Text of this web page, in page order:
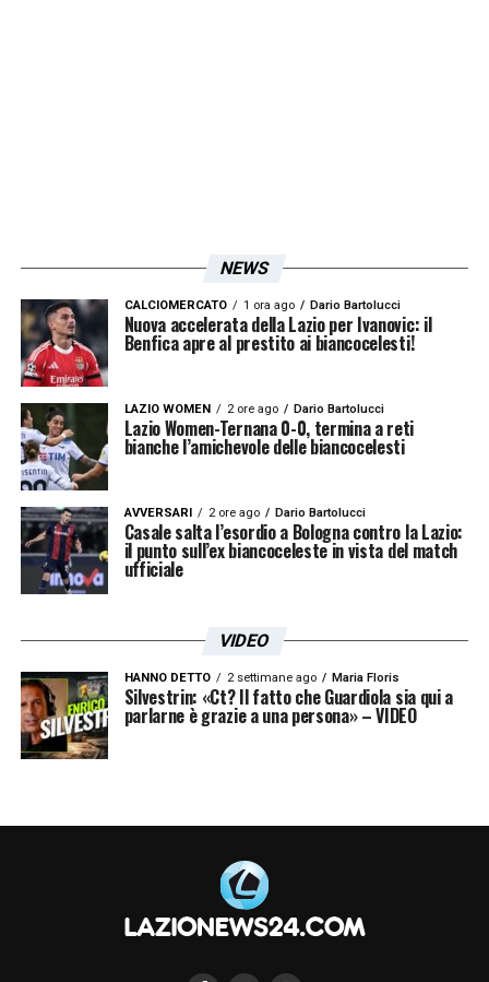
NEWS
CALCIOMERCATO 1 ora ago Dario Bartolucci
Nuova accelerata della Lazio per Ivanovic: il
Benfica apre al prestito ai biancocelesti!
LAZIO WOMEN 2 ore ago Dario Bartolucci
Lazio Women-Ternana 0-0, termina a reti
bianche l’amichevole delle biancocelesti
AVVERSARI 2 ore ago Dario Bartolucci
Casale salta l’esordio a Bologna contro la Lazio:
il punto sull’ex biancoceleste in vista del match
ufficiale
VIDEO
HANNO DETTO 2 settimane ago Maria Floris
Silvestrin: «Ct? Il fatto che Guardiola sia qui a
parlarne è grazie a una persona» – VIDEO